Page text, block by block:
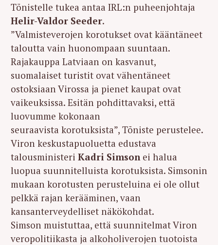
Tõnistelle tukea antaa IRL:n puheenjohtaja
Helir-Valdor Seeder.
”Valmisteverojen korotukset ovat kääntäneet
taloutta vain huonompaan suuntaan.
Rajakauppa Latviaan on kasvanut,
suomalaiset turistit ovat vähentäneet
ostoksiaan Virossa ja pienet kaupat ovat
vaikeuksissa. Esitän pohdittavaksi, että
luovumme kokonaan
seuraavista korotuksista”, Tõniste perustelee.
Viron keskustapuoluetta edustava
talousministeri Kadri Simson ei halua
luopua suunnitelluista korotuksista. Simsonin
mukaan korotusten perusteluina ei ole ollut
pelkkä rajan kerääminen, vaan
kansanterveydelliset näkökohdat.
Simson muistuttaa, että suunnitelmat Viron
veropolitiikasta ja alkoholiverojen tuotoista